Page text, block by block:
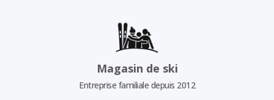
Magasin de ski
Entreprise familiale depuis 2012